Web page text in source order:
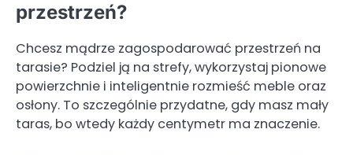
przestrzeń?
Chcesz mądrze zagospodarować przestrzeń na
tarasie? Podziel ją na strefy, wykorzystaj pionowe
powierzchnie i inteligentnie rozmieść meble oraz
osłony. To szczególnie przydatne, gdy masz mały
taras, bo wtedy każdy centymetr ma znaczenie.